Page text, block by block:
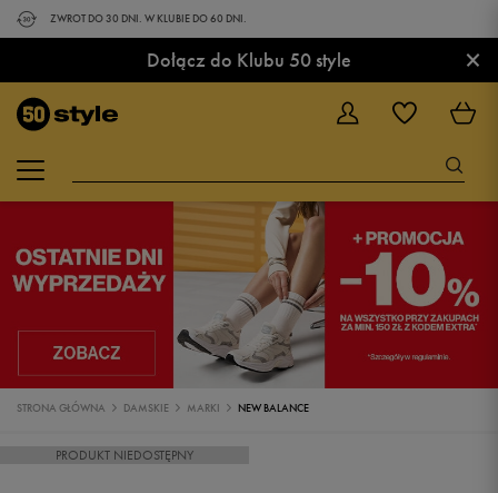
ZWROT DO 30 DNI. W KLUBIE DO 60 DNI.
Dołącz do Klubu 50 style ×
STRONA GŁÓWNA DAMSKIE MARKI NEW BALANCE
PRODUKT NIEDOSTĘPNY